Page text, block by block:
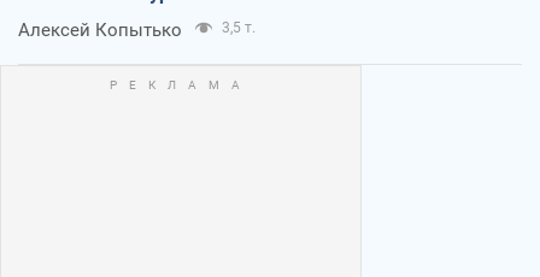
Алексей Копытько 3,5 т.